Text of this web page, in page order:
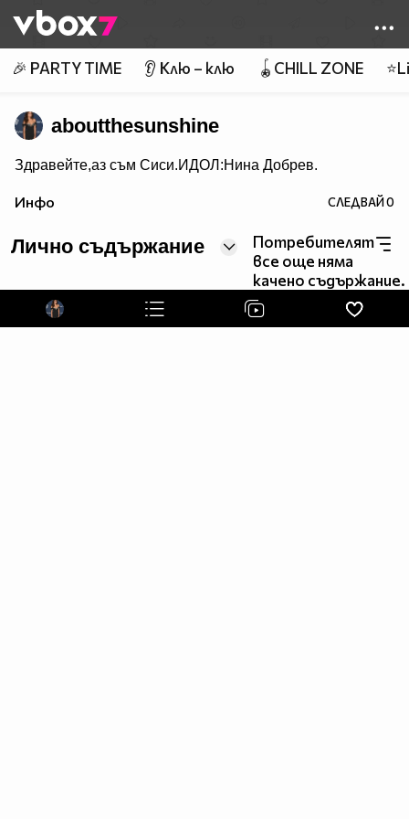
👾
🎉 PARTY TIME 👂 Клю – клю 🪀CHILL ZONE
aboutthesunshine
Здравейте,аз съм Сиси.ИДОЛ:Нина Добрев.
Инфо СЛЕДВАЙ0
Лично съдържание
Потребителят
все още няма
качено съдържание.